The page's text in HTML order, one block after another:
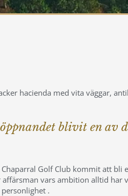
hacienda med vita väggar,
blivit en av
Golf Club kommit att bli
vars ambition alltid har
.